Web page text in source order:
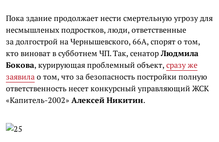
Пока здание продолжает нести смертельную угрозу для
несмышленых подростков, люди, ответственные
за долгострой на Чернышевского, 66А, спорят о том,
кто виноват в субботнем ЧП. Так, сенаторЛюдмила
Бокова, курирующая проблемный объект,сразу же
заявилао том, что за безопасность постройки полную
ответственность несет конкурсный управляющий ЖСК
«Капитель-2002» Алексей Никитин.